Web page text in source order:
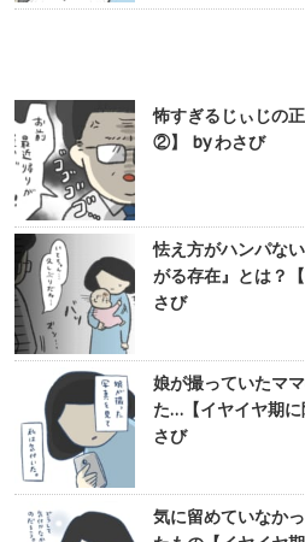
怖すぎるじぃじの
②】 by わさび
怯え方がハンパな
がる存在』とは？
さび
娘が撮っていたマ
た…【イヤイヤ期
さび
気に留めていなか